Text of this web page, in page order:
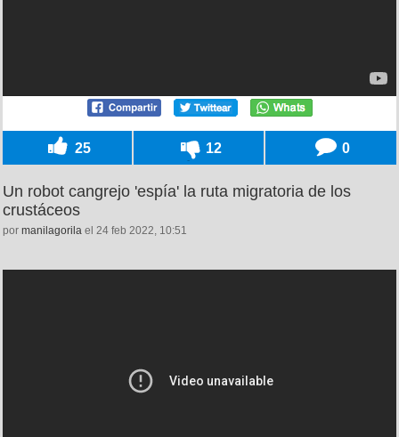
25 12 0
Un robot cangrejo 'espía' la ruta migratoria de los
crustáceos
por manilagorila el 24 feb 2022, 10:51